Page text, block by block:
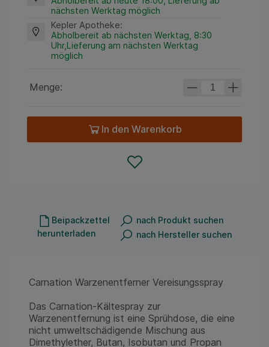
nächsten Werktag möglich
Kepler Apotheke:
Abholbereit ab nächsten Werktag, 8:30
Uhr,Lieferung am nächsten Werktag
möglich
Menge:
In den Warenkorb
Beipackzettel
herunterladen
nach Produkt suchen
nach Hersteller suchen
Carnation Warzenentferner Vereisungsspray
Das Carnation-Kältespray zur
Warzenentfernung ist eine Sprühdose, die eine
nicht umweltschädigende Mischung aus
Dimethylether, Butan, Isobutan und Propan